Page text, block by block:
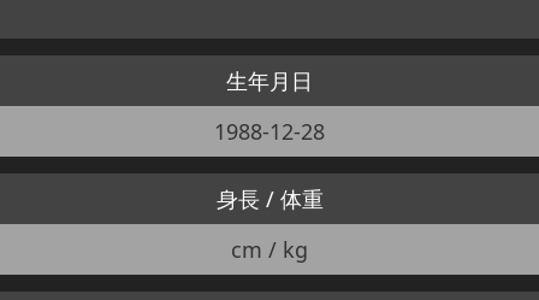
生年月日
1988-12-28
身長 / 体重
cm / kg